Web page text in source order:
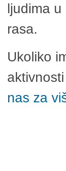
ljudima
rasa.
Ukoliko
nas za